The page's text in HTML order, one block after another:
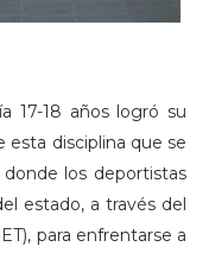
17-18 años logró su
esta disciplina que se
los deportistas
estado, a través del
para enfrentarse a